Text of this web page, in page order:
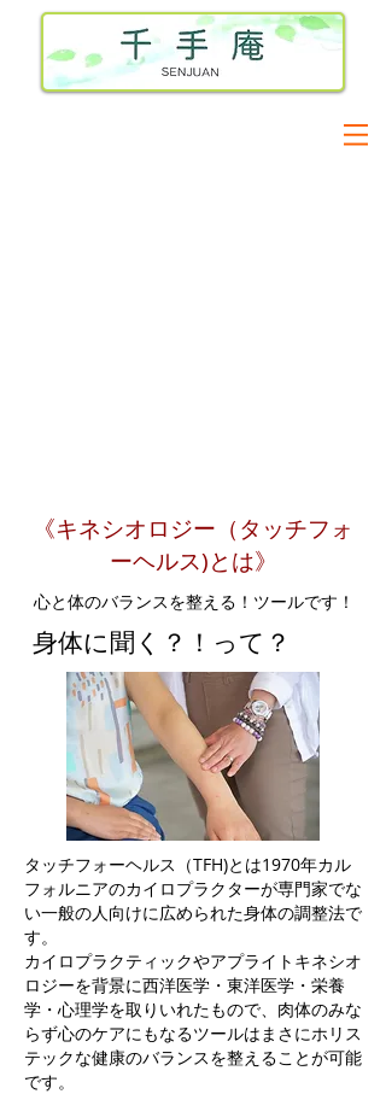
《​キネシオロジー（タッチフォ
ーヘルス)とは》
​心と体のバランスを整える！ツールです！
​身体に聞く？！って？
​タッチフォーヘルス（TFH)とは1970年カル
フォルニアのカイロプラクターが専門家でな
い一般の人向けに広められた身体の調整法で
す。
カイロプラクティックやアプライトキネシオ
ロジーを背景に西洋医学・東洋医学・栄養
学・心理学を取りいれたもので、肉体のみな
らず心のケアにもなるツールはまさにホリス
テックな健康のバランスを整えることが可能
です。